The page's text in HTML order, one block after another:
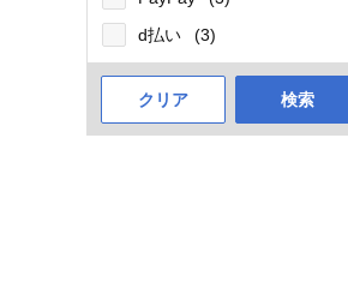
d払い
(3)
クリア 検索